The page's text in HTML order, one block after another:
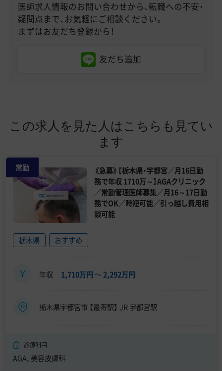
医師求人情報のお問い合わせから、転職への不安・
疑問点まで、お気軽にご相談ください。
まずはお友だち登録から！
友だち追加
この求人を見た人はこちらも見てい
ます
常勤
《急募》【栃木県・宇都宮／月16日勤
務で年収 1710万～】AGAクリニック
／常勤管理医師募集／月16～17日勤
務でOK／時短可能／引っ越し費用相
談可能
栃木県 おすすめ
年収 1,710万円 〜2,292万円
栃木県宇都宮市 【最寄駅】 JR 宇都宮駅
診療科目
AGA、美容皮膚科